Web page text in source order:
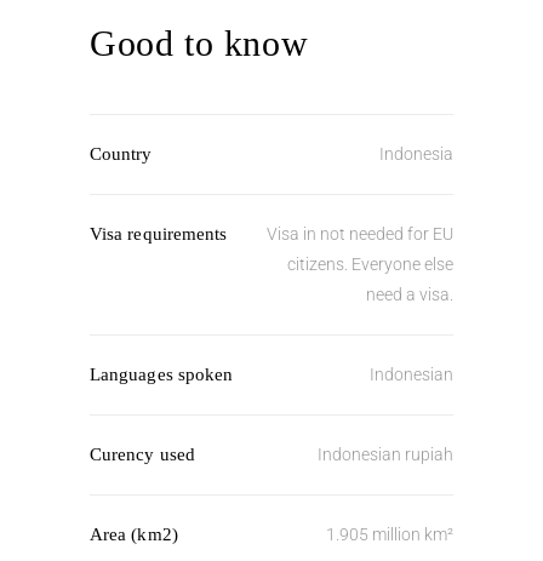
Good to know
Country Indonesia
Visa requirements
Visa in not needed for EU
citizens. Everyone else
need a visa.
Languages spoken Indonesian
Curency used Indonesian rupiah
Area (km2) 1.905 million km²